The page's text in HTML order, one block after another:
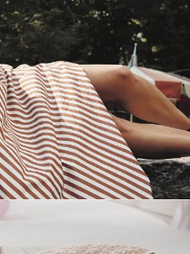
сети магазинов